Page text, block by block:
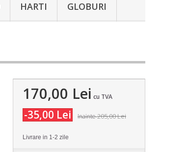
HARTI GLOBURI
170,00 Lei cu TVA
-35,00 Lei Inainte205,00 Lei
Livrare in 1-2 zile